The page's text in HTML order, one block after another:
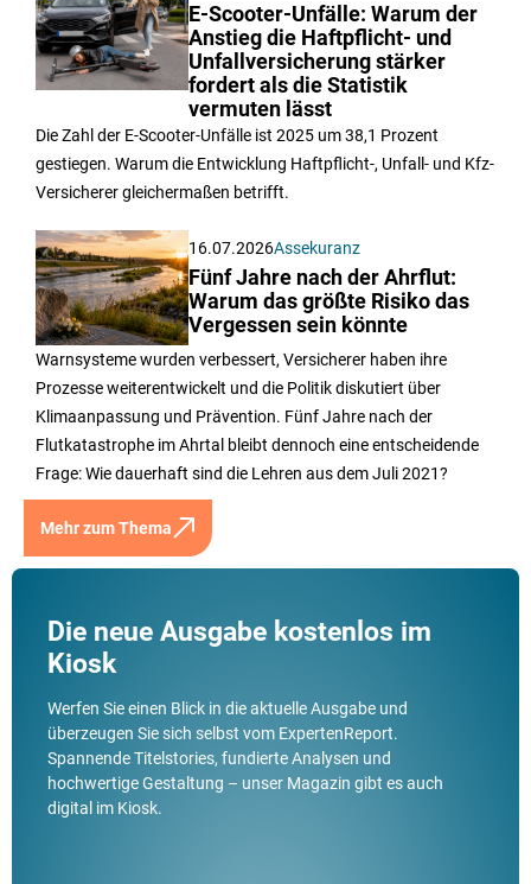
E-Scooter-Unfälle: Warum der
Anstieg die Haftpflicht- und
Unfallversicherung stärker
fordert als die Statistik
vermuten lässt
Die Zahl der E-Scooter-Unfälle ist 2025 um 38,1 Prozent
gestiegen. Warum die Entwicklung Haftpflicht-, Unfall- und Kfz-
Versicherer gleichermaßen betrifft.
16.07.2026Assekuranz
Fünf Jahre nach der Ahrflut:
Warum das größte Risiko das
Vergessen sein könnte
Warnsysteme wurden verbessert, Versicherer haben ihre
Prozesse weiterentwickelt und die Politik diskutiert über
Klimaanpassung und Prävention. Fünf Jahre nach der
Flutkatastrophe im Ahrtal bleibt dennoch eine entscheidende
Frage: Wie dauerhaft sind die Lehren aus dem Juli 2021?
Mehr zum Thema
Die neue Ausgabe kostenlos im
Kiosk
Werfen Sie einen Blick in die aktuelle Ausgabe und
überzeugen Sie sich selbst vom ExpertenReport.
Spannende Titelstories, fundierte Analysen und
hochwertige Gestaltung – unser Magazin gibt es auch
digital im Kiosk.